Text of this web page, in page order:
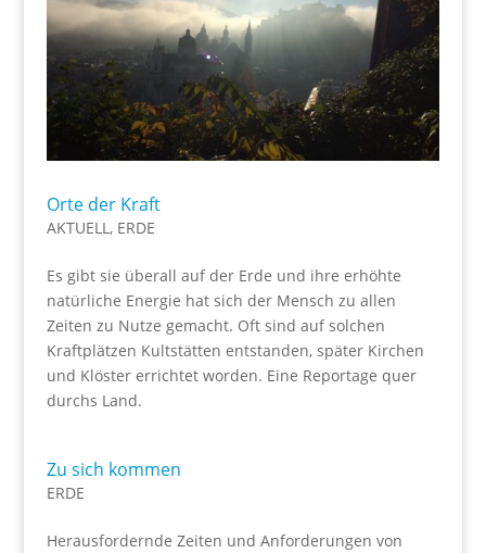
Orte der Kraft
AKTUELL, ERDE
Es gibt sie überall auf der Erde und ihre erhöhte
natürliche Energie hat sich der Mensch zu allen
Zeiten zu Nutze gemacht. Oft sind auf solchen
Kraftplätzen Kultstätten entstanden, später Kirchen
und Klöster errichtet worden. Eine Reportage quer
durchs Land.
Zu sich kommen
ERDE
Herausfordernde Zeiten und Anforderungen von